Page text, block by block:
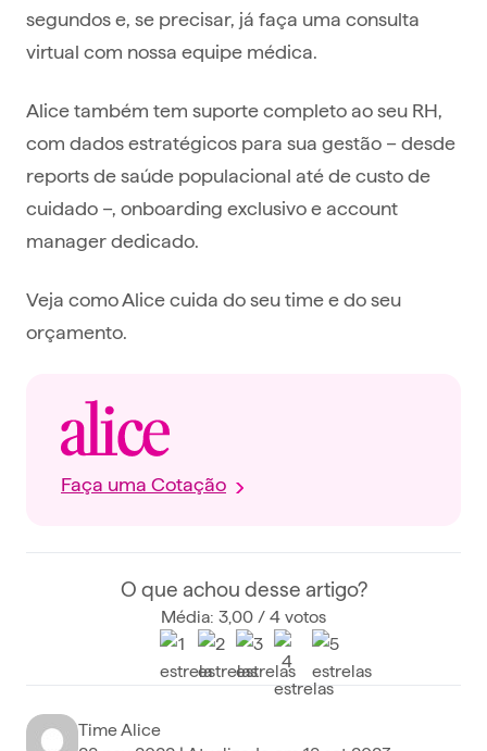
segundos e, se precisar, já faça uma consulta
virtual com nossa equipe médica.
Alice também tem suporte completo ao seu RH,
com dados estratégicos para sua gestão – desde
reports de saúde populacional até de custo de
cuidado –, onboarding exclusivo e account
manager dedicado.
Veja como Alice cuida do seu time e do seu
orçamento.
Faça uma Cotação
O que achou desse artigo?
Média: 3,00 / 4 votos
Time Alice